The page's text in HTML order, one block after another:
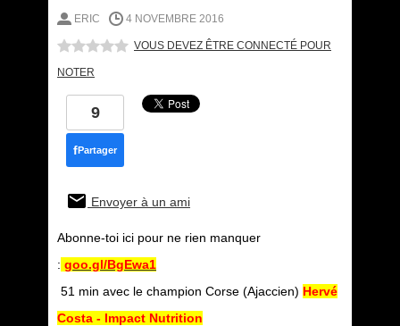
ERIC 4 NOVEMBRE 2016
VOUS DEVEZ ÊTRE CONNECTÉ POUR
NOTER
9
fPartager
Envoyer à un ami
Abonne-toi ici pour ne rien manquer
: goo.gl/BgEwa1
51 min avec le champion Corse (Ajaccien) Hervé
Costa - Impact Nutrition